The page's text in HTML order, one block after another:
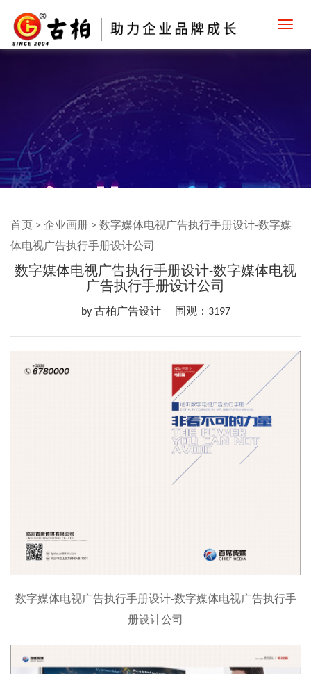
首页 > 企业画册 > 数字媒体电视广告执行手册设计-数字媒
体电视广告执行手册设计公司
数字媒体电视广告执行手册设计-数字媒体电视
广告执行手册设计公司
by 古柏广告设计 围观：3197
数字媒体电视广告执行手册设计-数字媒体电视广告执行手
册设计公司